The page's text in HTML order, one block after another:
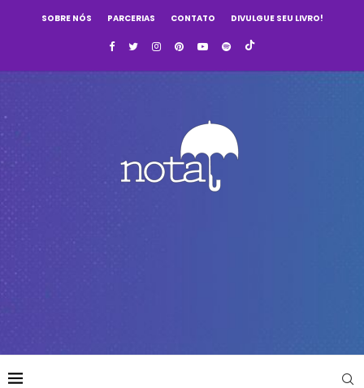
SOBRE NÓS PARCERIAS CONTATO DIVULGUE SEU LIVRO!